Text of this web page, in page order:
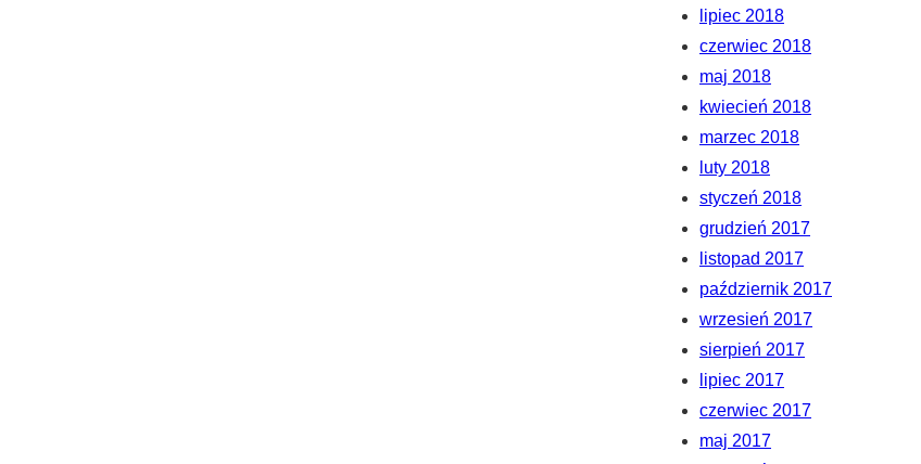
lipiec 2018
czerwiec 2018
maj 2018
kwiecień 2018
marzec 2018
luty 2018
styczeń 2018
grudzień 2017
listopad 2017
październik 2017
wrzesień 2017
sierpień 2017
lipiec 2017
czerwiec 2017
maj 2017